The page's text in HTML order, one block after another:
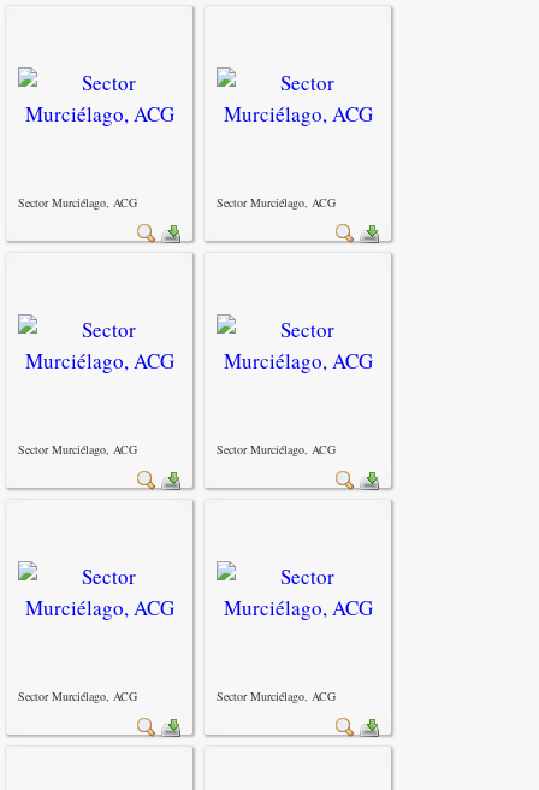
Sector Murciélago, ACG Sector Murciélago, ACG
Sector Murciélago, ACG Sector Murciélago, ACG
Sector Murciélago, ACG Sector Murciélago, ACG